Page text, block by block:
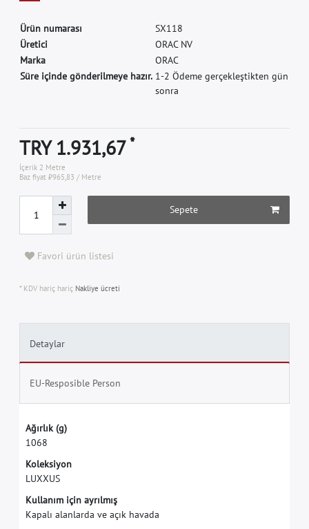
Ürün numarası SX118
Üretici ORAC NV
Marka ORAC
Süre içinde gönderilmeye hazır. 1-2 Ödeme gerçekleştikten gün
sonra
TRY 1.931,67*
İçerik 2 Metre
Baz fiyat₺965,83 / Metre
Sepete
Favori ürün listesi
* KDV hariç hariç Nakliye ücreti
Detaylar
EU-Resposible Person
Ağırlık (g)
1068
Koleksiyon
LUXXUS
Kullanım için ayrılmış
Kapalı alanlarda ve açık havada